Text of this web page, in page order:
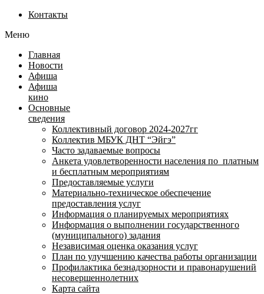
Контакты
Меню
Главная
Новости
Афиша
Афиша
кино
Основные
сведения
Коллективный договор 2024-2027гг
Коллектив МБУК ДНТ “Эйгэ”
Часто задаваемые вопросы
Анкета удовлетворенности населения по платным
и бесплатным мероприятиям
Предоставляемые услуги
Материально-техническое обеспечение
предоставления услуг
Информация о планируемых мероприятиях
Информация о выполнении государственного
(муниципального) задания
Независимая оценка оказания услуг
План по улучшению качества работы организации
Профилактика безнадзорности и правонарушений
несовершеннолетних
Карта сайта